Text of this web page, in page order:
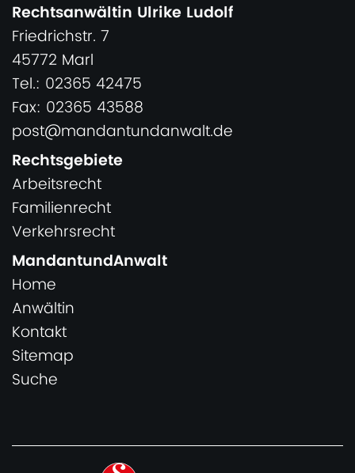
Rechtsanwältin Ulrike Ludolf
Friedrichstr. 7
45772 Marl
Tel.: 02365 42475
Fax: 02365 43588
post@mandantundanwalt.de
Rechtsgebiete
Arbeitsrecht
Familienrecht
Verkehrsrecht
MandantundAnwalt
Home
Anwältin
Kontakt
Sitemap
Suche